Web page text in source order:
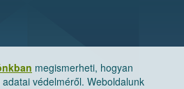
megismerheti, hogyan
védelméről. Weboldalunk